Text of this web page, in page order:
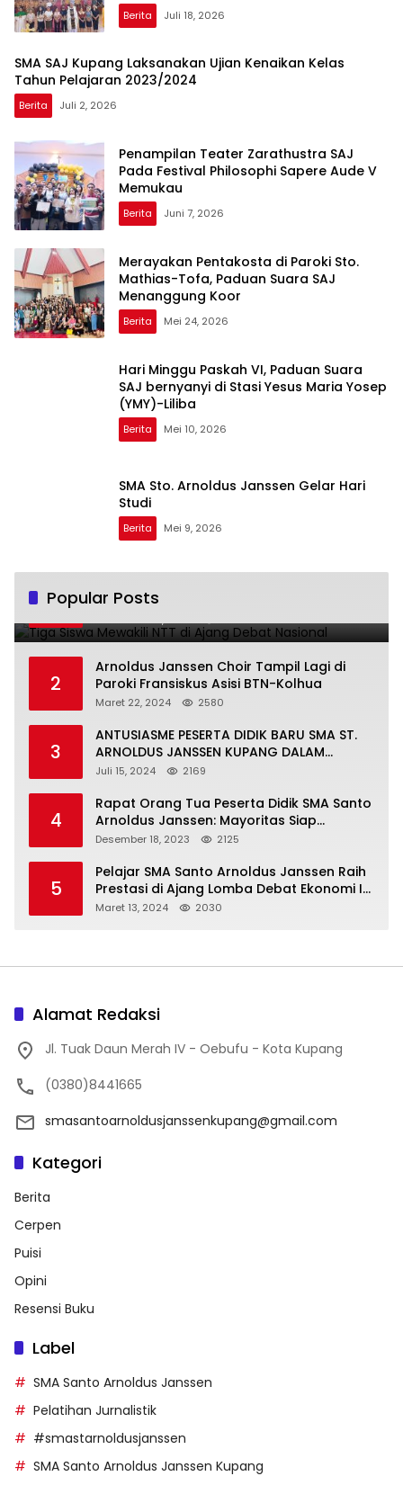
Berita Juli 18, 2026
SMA SAJ Kupang Laksanakan Ujian Kenaikan Kelas
Tahun Pelajaran 2023/2024
Berita Juli 2, 2026
Penampilan Teater Zarathustra SAJ
Pada Festival Philosophi Sapere Aude V
Memukau
Berita Juni 7, 2026
Merayakan Pentakosta di Paroki Sto.
Mathias-Tofa, Paduan Suara SAJ
Menanggung Koor
Berita Mei 24, 2026
Hari Minggu Paskah VI, Paduan Suara
SAJ bernyanyi di Stasi Yesus Maria Yosep
(YMY)-Liliba
Berita Mei 10, 2026
SMA Sto. Arnoldus Janssen Gelar Hari
Studi
Berita Mei 9, 2026
Popular Posts
1
Nasional
November 25, 2025 4900
2
Arnoldus Janssen Choir Tampil Lagi di
Paroki Fransiskus Asisi BTN-Kolhua
Maret 22, 2024 2580
3
ANTUSIASME PESERTA DIDIK BARU SMA ST.
ARNOLDUS JANSSEN KUPANG DALAM
MENGIKUTI MPLS HARI PERTAMA
Juli 15, 2024 2169
4
Rapat Orang Tua Peserta Didik SMA Santo
Arnoldus Janssen: Mayoritas Siap
Mendukung Komite Sekolah
Desember 18, 2023 2125
5
Pelajar SMA Santo Arnoldus Janssen Raih
Prestasi di Ajang Lomba Debat Ekonomi IV,
Gelar Best Speaker Diraih Viantri Azi
Maret 13, 2024 2030
Alamat Redaksi
Jl. Tuak Daun Merah IV - Oebufu - Kota Kupang
(0380)8441665
smasantoarnoldusjanssenkupang@gmail.com
Kategori
Berita
Cerpen
Puisi
Opini
Resensi Buku
Label
SMA Santo Arnoldus Janssen
Pelatihan Jurnalistik
#smastarnoldusjanssen
SMA Santo Arnoldus Janssen Kupang